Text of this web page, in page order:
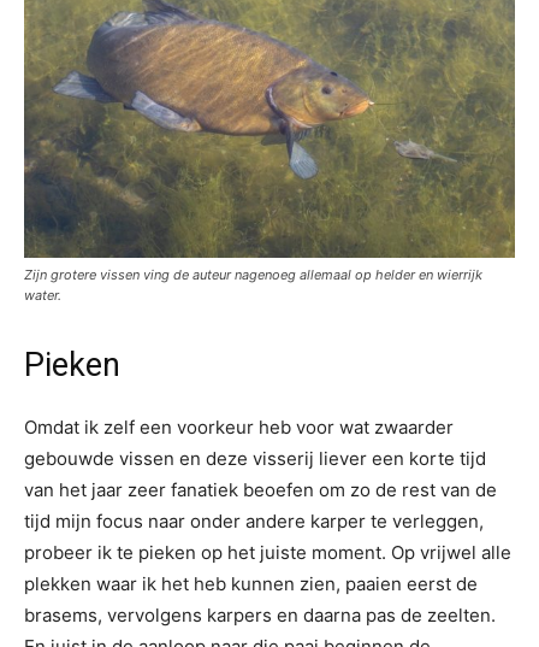
Zijn grotere vissen ving de auteur nagenoeg allemaal op helder en wierrijk
water.
Pieken
Omdat ik zelf een voorkeur heb voor wat zwaarder
gebouwde vissen en deze visserij liever een korte tijd
van het jaar zeer fanatiek beoefen om zo de rest van de
tijd mijn focus naar onder andere karper te verleggen,
probeer ik te pieken op het juiste moment. Op vrijwel alle
plekken waar ik het heb kunnen zien, paaien eerst de
brasems, vervolgens karpers en daarna pas de zeelten.